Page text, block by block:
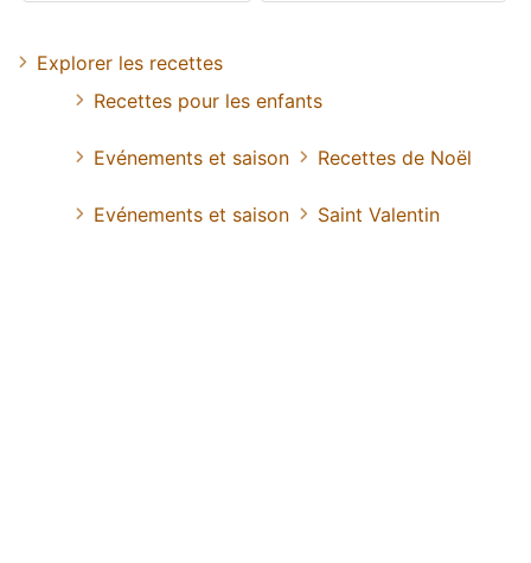
Explorer les recettes
Recettes pour les enfants
Evénements et saison Recettes de Noël
Evénements et saison Saint Valentin